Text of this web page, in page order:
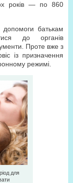
років — по 860
батькам
до органів
Проте вже з
із призначення
режимі.
для